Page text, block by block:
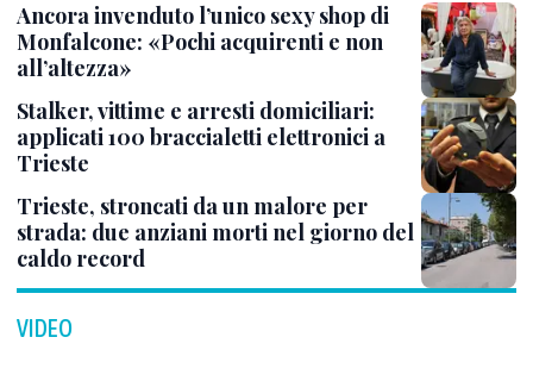
Ancora invenduto l’unico sexy shop di
Monfalcone: «Pochi acquirenti e non
all’altezza»
Stalker, vittime e arresti domiciliari:
applicati 100 braccialetti elettronici a
Trieste
Trieste, stroncati da un malore per
strada: due anziani morti nel giorno del
caldo record
VIDEO